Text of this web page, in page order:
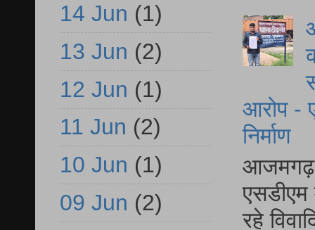
आरोप -
निर्माण
आजमगढ़
एसडीएम
रहे
14 Jun (1)
13 Jun (2)
12 Jun (1)
11 Jun (2)
10 Jun (1)
09 Jun (2)